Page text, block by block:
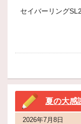
セイバーリング
夏の大感
2026年7月8日